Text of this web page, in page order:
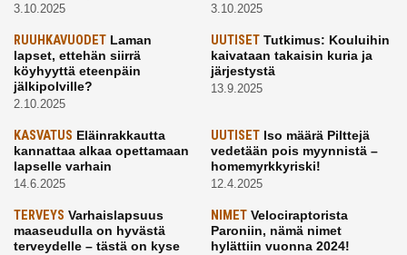
3.10.2025 3.10.2025
RUUHKAVUODET Laman
lapset, ettehän siirrä
köyhyyttä eteenpäin
jälkipolville?
2.10.2025
UUTISETTutkimus: Kouluihin
kaivataan takaisin kuria ja
järjestystä
13.9.2025
KASVATUS Eläinrakkautta
kannattaa alkaa opettamaan
lapselle varhain
14.6.2025
UUTISETIso määrä Pilttejä
vedetään pois myynnistä –
homemyrkkyriski!
12.4.2025
TERVEYS Varhaislapsuus
maaseudulla on hyvästä
terveydelle – tästä on kyse
NIMETVelociraptorista
Paroniin, nämä nimet
hylättiin vuonna 2024!